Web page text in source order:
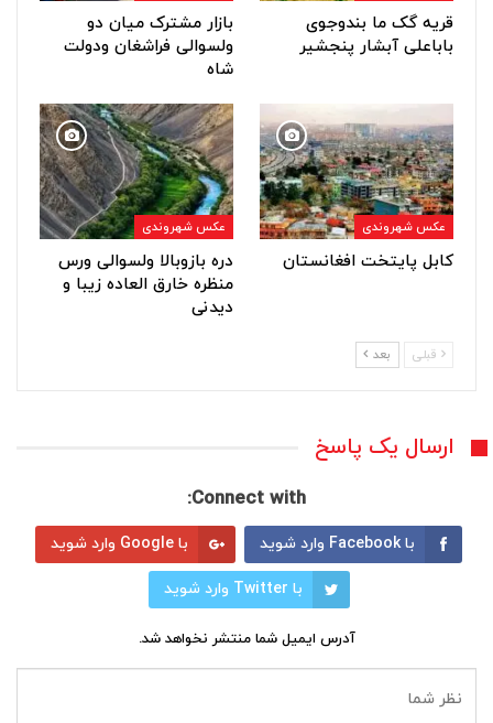
قریه گک ما بندوجوی
باباعلی آبشار پنجشیر
بازار مشترک میان دو
ولسوالی فراشغان ودولت
شاه
عکس شهروندی
کابل پایتخت افغانستان
عکس شهروندی
دره بازوبالا ولسوالی ورس
منظره خارق العاده زیبا و
دیدنی
قبلی بعد
ارسال یک پاسخ
Connect with:
با Facebook وارد شوید با Google وارد شوید
با Twitter وارد شوید
آدرس ایمیل شما منتشر نخواهد شد.